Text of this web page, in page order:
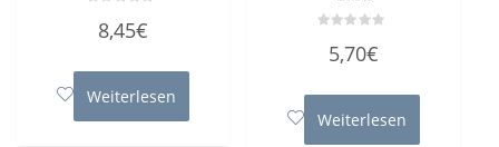
mit
5
8,45€
Weiterlesen
mit
5
5,70€
Weiterlesen